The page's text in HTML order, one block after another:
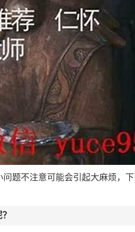
题不注意可能会引起大麻烦，